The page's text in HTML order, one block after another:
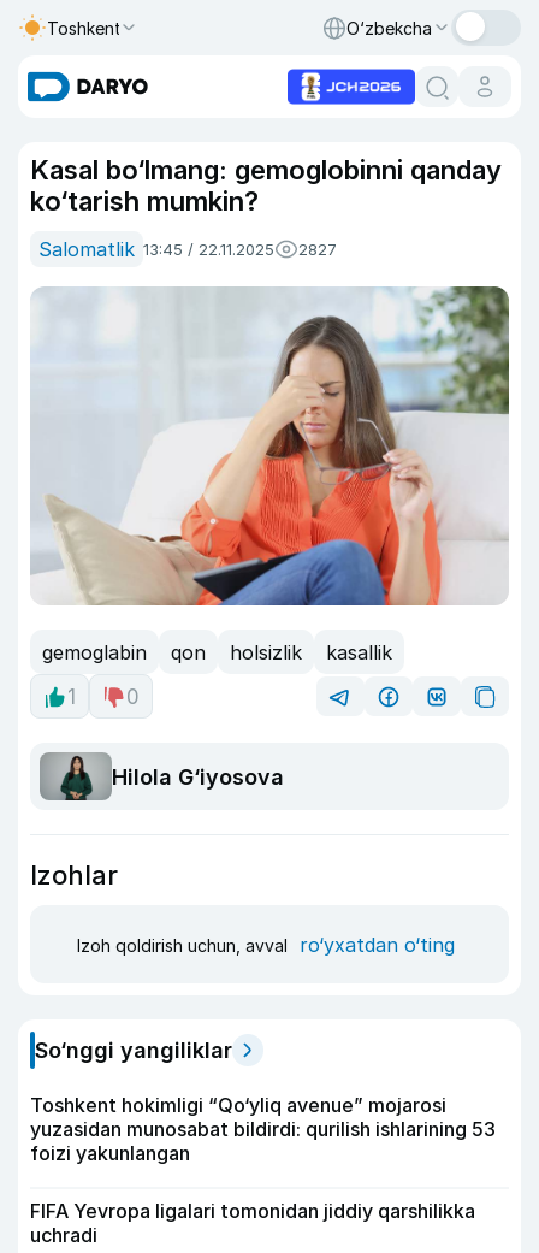
Toshkent O‘zbekcha
Kasal bo‘lmang: gemoglobinni qanday
ko‘tarish mumkin?
Salomatlik 13:45 / 22.11.2025 2827
gemoglabin qon holsizlik
kasallik
1
0
Hilola G‘iyosova
Izohlar
Izoh qoldirish uchun, avval ro‘yxatdan o‘ting
So‘nggi yangiliklar
Toshkent hokimligi “Qo‘yliq avenue” mojarosi
yuzasidan munosabat bildirdi: qurilish ishlarining 53
foizi yakunlangan
FIFA Yevropa ligalari tomonidan jiddiy qarshilikka
uchradi